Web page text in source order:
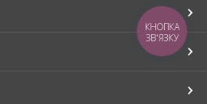
КНОПКА
ЗВ'ЯЗКУ